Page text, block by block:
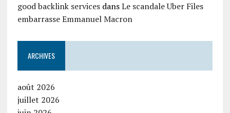
good backlink servicesdansLe scandale Uber Files
embarrasse Emmanuel Macron
ARCHIVES
août 2026
juillet 2026